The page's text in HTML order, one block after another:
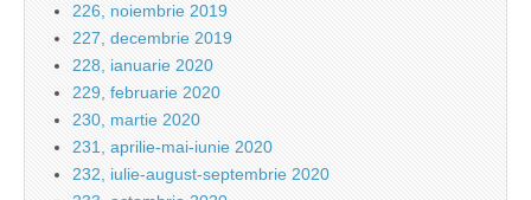
226, noiembrie 2019
227, decembrie 2019
228, ianuarie 2020
229, februarie 2020
230, martie 2020
231, aprilie-mai-iunie 2020
232, iulie-august-septembrie 2020